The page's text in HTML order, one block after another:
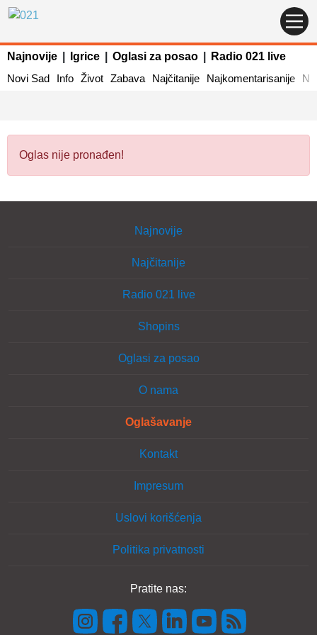
Najnovije Igrice Oglasi za posao
Radio 021 live
Novi Sad
Info Život Zabava Najčitanije Najkomentarisanije
Oglas nije pronađen!
Najnovije
Najčitanije
Radio 021 live
Shopins
Oglasi za posao
O nama
Oglašavanje
Kontakt
Impresum
Uslovi korišćenja
Politika privatnosti
Pratite nas: